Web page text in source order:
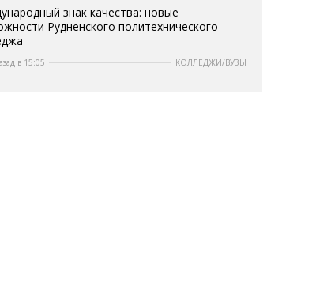
знак качества: новые
Рудненского политехнического
в 15:05 КОЛЛЕДЖИ/ВУЗЫ